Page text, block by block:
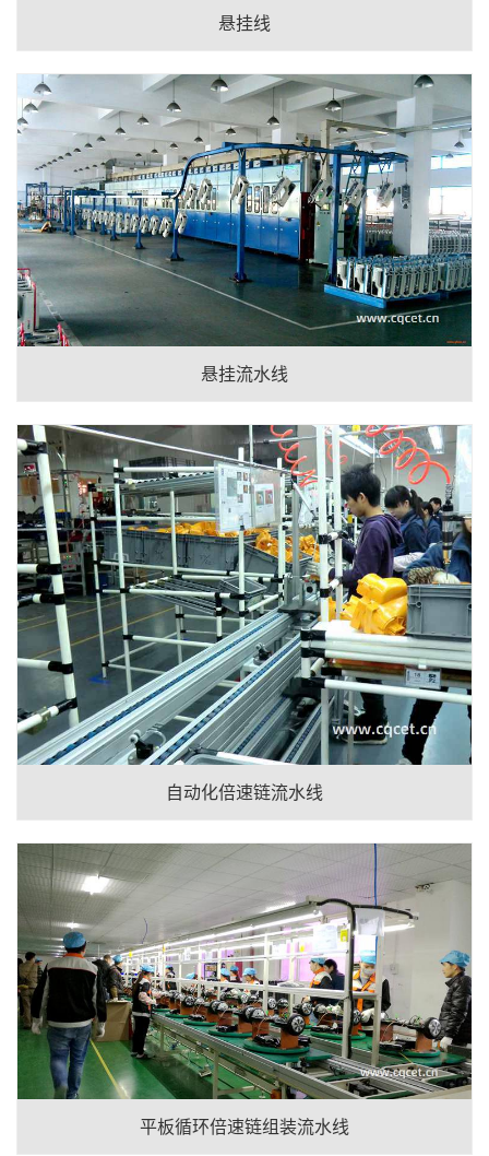
悬挂线
悬挂流水线
自动化倍速链流水线
平板循环倍速链组装流水线